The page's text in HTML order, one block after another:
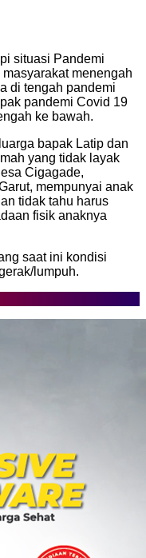
situasi Pandemi
menengah
di tengah pandemi
pandemi Covid 19
ke bawah.
bapak Latip dan
yang tidak layak
Cigagade,
mempunyai anak
tidak tahu harus
fisik anaknya
saat ini kondisi
lumpuh.